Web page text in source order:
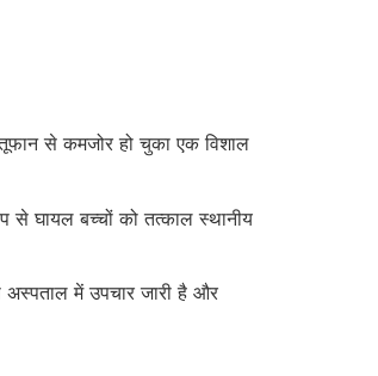
से कमजोर हो चुका एक विशाल
से घायल बच्चों को तत्काल स्थानीय
अस्पताल में उपचार जारी है और